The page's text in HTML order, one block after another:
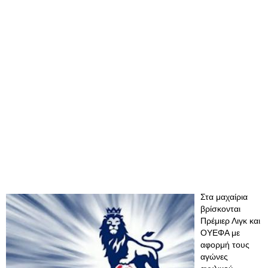
Στα μαχαίρια
βρίσκονται
Πρέμιερ Λιγκ και
ΟΥΕΦΑ με
αφορμή τους
αγώνες